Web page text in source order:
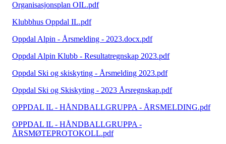
Organisasjonsplan OIL.pdf
Klubbhus Oppdal IL.pdf
Oppdal Alpin - Årsmelding - 2023.docx.pdf
Oppdal Alpin Klubb - Resultatregnskap 2023.pdf
Oppdal Ski og skiskyting - Årsmelding 2023.pdf
Oppdal Ski og Skiskyting - 2023 Årsregnskap.pdf
OPPDAL IL - HÅNDBALLGRUPPA - ÅRSMELDING.pdf
OPPDAL IL - HÅNDBALLGRUPPA -
ÅRSMØTEPROTOKOLL.pdf